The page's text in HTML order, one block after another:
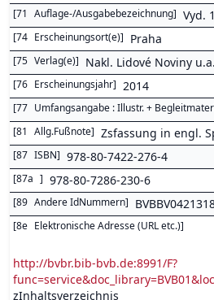
[71 Auflage-/Ausgabebezeichnung] Vyd.
[74 Erscheinungsort(e)] Praha
[75 Verlag(e)] Nakl. Lidové Noviny u.a.
[76 Erscheinungsjahr] 2014
[77 Umfangsangabe : Illustr. +
[81 Allg.Fußnote] Zsfassung in engl.
[87 ISBN] 978-80-7422-276-4
[87a ] 978-80-7286-230-6
[89 Andere IdNummern]
[8e Elektronische Adresse (URL etc.)]
http://bvbr.bib-bvb.de:8991/F?
zInhaltsverzeichnis